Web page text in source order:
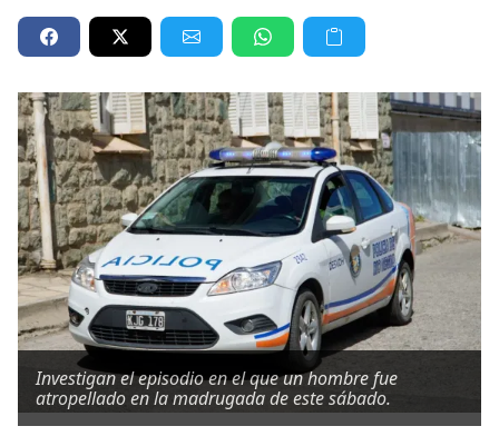
Investigan el episodio en el que un hombre fue
atropellado en la madrugada de este sábado.